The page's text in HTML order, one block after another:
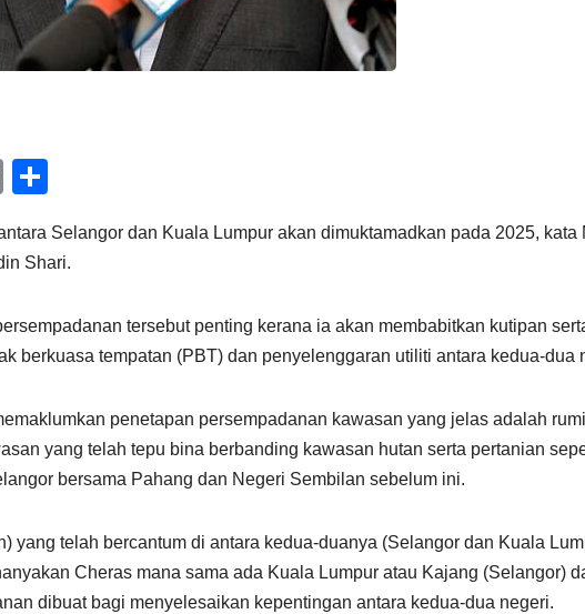
E
ail ar
Selangor dan Kuala Lumpur akan dimuktamadkan pada 2025, kata
Shari.
tersebut penting kerana ia akan membabitkan kutipan
berkuasa tempatan (PBT) dan penyelenggaran utiliti antara kedua-dua
penetapan persempadanan kawasan yang jelas adalah
yang telah tepu bina berbanding kawasan hutan serta pertanian
bersama Pahang dan Negeri Sembilan sebelum ini.
yang telah bercantum di antara kedua-duanya (Selangor dan Kuala
Cheras mana sama ada Kuala Lumpur atau Kajang (Selangor)
dibuat bagi menyelesaikan kepentingan antara kedua-dua negeri.